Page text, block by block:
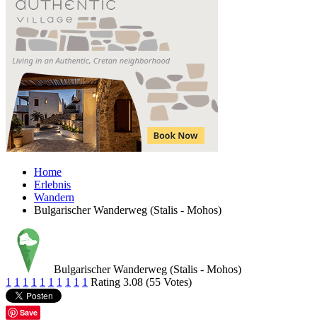
Home
Erlebnis
Wandern
Bulgarischer Wanderweg (Stalis - Mohos)
Bulgarischer Wanderweg (Stalis - Mohos)
1 1 1 1 1 1 1 1 1 1 Rating 3.08 (55 Votes)
Save